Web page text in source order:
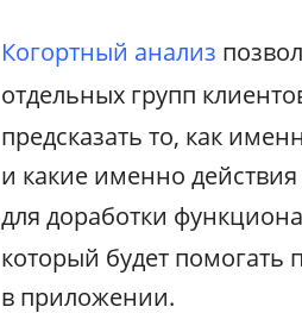
Когортный анализ
отдельных групп
предсказать то, как
и какие именно
для доработки
который будет помогать
в приложении.